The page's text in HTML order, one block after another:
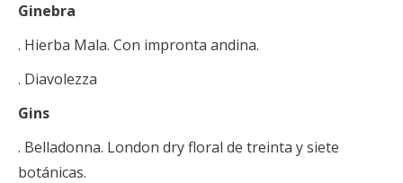
Ginebra
. Hierba Mala. Con impronta andina.
. Diavolezza
Gins
. Belladonna. London dry floral de treinta y siete
botánicas.